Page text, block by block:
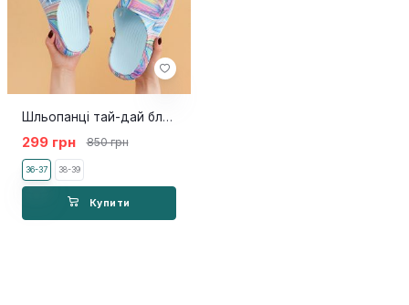
Шльопанці тай-дай блакитні
299 грн 850 грн
36-37 38-39
Купити